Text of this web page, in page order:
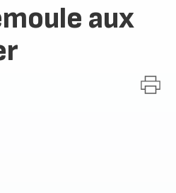
aux